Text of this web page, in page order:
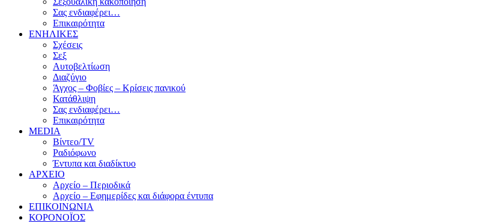
Σας ενδιαφέρει…
Επικαιρότητα
ΕΝΗΛΙΚΕΣ
Σχέσεις
Σεξ
Αυτοβελτίωση
Διαζύγιο
Άγχος – Φοβίες – Κρίσεις πανικού
Κατάθλιψη
Σας ενδιαφέρει…
Επικαιρότητα
MEDIA
Βίντεο/TV
Ραδιόφωνο
Έντυπα και διαδίκτυο
ΑΡΧΕΙΟ
Αρχείο – Περιοδικά
Αρχείο – Εφημερίδες και διάφορα έντυπα
ΕΠΙΚΟΙΝΩΝΙΑ
ΚΟΡΟΝΟΪΟΣ